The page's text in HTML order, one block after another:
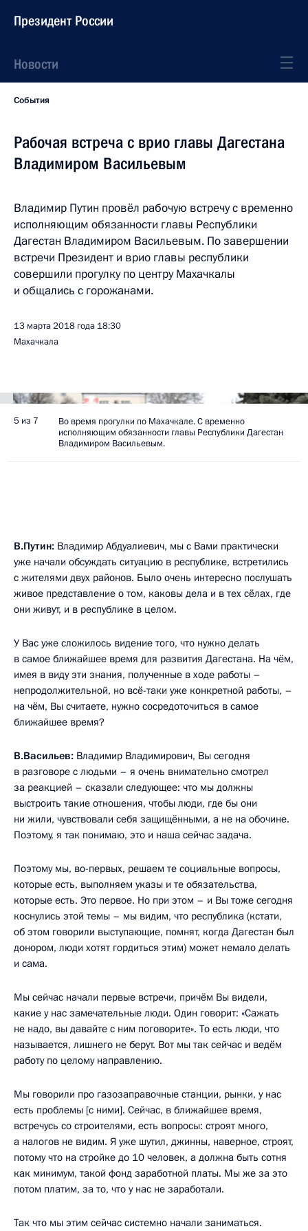
Президент России
Новости
События
Рабочая встреча с врио главы Дагестана
Владимиром Васильевым
Владимир Путин провёл рабочую встречу с временно
исполняющим обязанности главы Республики
Дагестан Владимиром Васильевым. По завершении
встречи Президент и врио главы республики
совершили прогулку по центру Махачкалы
и общались с горожанами.
13 марта 2018 года 18:30
Махачкала
5 из 7
Во время прогулки по Махачкале. C временно
исполняющим обязанности главы Республики Дагестан
Владимиром Васильевым.
В.Путин: Владимир Абдуалиевич, мы с Вами практически
уже начали обсуждать ситуацию в республике, встретились
с жителями двух районов. Было очень интересно послушать
живое представление о том, каковы дела и в тех сёлах, где
они живут, и в республике в целом.
У Вас уже сложилось видение того, что нужно делать
в самое ближайшее время для развития Дагестана. На чём,
имея в виду эти знания, полученные в ходе работы –
непродолжительной, но всё-таки уже конкретной работы, –
на чём, Вы считаете, нужно сосредоточиться в самое
ближайшее время?
В.Васильев: Владимир Владимирович, Вы сегодня
в разговоре с людьми – я очень внимательно смотрел
за реакцией – сказали следующее: что мы должны
выстроить такие отношения, чтобы люди, где бы они
ни жили, чувствовали себя защищёнными, а не на обочине.
Поэтому, я так понимаю, это и наша сейчас задача.
Поэтому мы, во-первых, решаем те социальные вопросы,
которые есть, выполняем указы и те обязательства,
которые есть. Это первое. Но при этом – и Вы тоже сегодня
коснулись этой темы – мы видим, что республика (кстати,
об этом говорили выступающие, помнят, когда Дагестан был
донором, люди хотят гордиться этим) может немало делать
и сама.
Мы сейчас начали первые встречи, причём Вы видели,
какие у нас замечательные люди. Один говорит: «Сажать
не надо, вы давайте с ним поговорите». То есть люди, что
называется, лишнего не берут. Вот мы так сейчас и ведём
работу по целому направлению.
Мы говорили про газозаправочные станции, рынки, у нас
есть проблемы [с ними]. Сейчас, в ближайшее время,
встречусь со строителями, есть вопросы: строят много,
а налогов не видим. Я уже шутил, джинны, наверное, строят,
потому что на стройке до 10 человек, а должна быть сотня
как минимум, такой фонд заработной платы. Мы же за это
потом платим, за то, что у нас не заработали.
Так что мы этим сейчас системно начали заниматься.